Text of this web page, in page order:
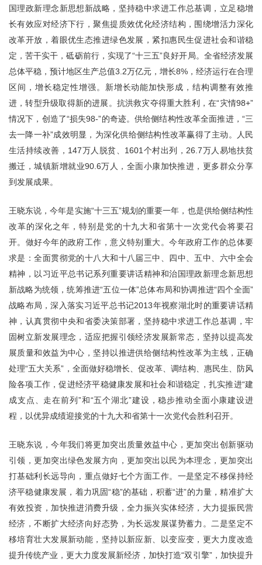
国理政新理念新思想新战略，坚持稳中求进工作总基调，立足稳增
长有效应对经济下行，聚焦提质效优化经济结构，围绕增活力深化
改革开放，着眼优生态推进绿色发展，紧扣惠民生促进社会和谐稳
定，苦干实干，砥砺前行，实现了“十三五”良好开局。全省经济发展
总体平稳，预计地区生产总值3.2万亿元，增长8%，经济运行在合理
区间，增长稳定性增强。新增长动能加快形成，结构调整有效推
进，转型升级取得新的进展。抗洪救灾夺得重大胜利，在“灾情98+”
情况下，创造了“损失98-”的奇迹。供给侧结构性改革全面推进，“三
去一降一补”成效明显，为深化供给侧结构性改革赢得了主动。人民
生活持续改善，147万人脱贫、1601个村出列，26.7万人易地扶贫
搬迁，城镇新增就业90.6万人，全面小康加快推进，更多群众分享
到发展成果。
王晓东说，今年是实施“十三五”规划的重要一年，也是供给侧结构性
改革的深化之年，特别是党的十九大和省第十一次党代会将要召
开。做好今年的政府工作，意义特别重大。今年政府工作的总体要
求是：全面贯彻党的十八大和十八届三中、四中、五中、六中全会
精神，以习近平总书记系列重要讲话精神和治国理政新理念新思想
新战略为统领，统筹推进“五位一体”总体布局和协调推进“四个全面”
战略布局，深入落实习近平总书记2013年视察湖北时的重要讲话精
神，认真贯彻中央和省委决策部署，坚持稳中求进工作总基调，牢
固树立新发展理念，适应把握引领经济发展新常态，坚持以提高发
展质量和效益为中心，坚持以推进供给侧结构性改革为主线，正确
处理“五大关系”，全面做好稳增长、促改革、调结构、惠民生、防风
险各项工作，促进经济平稳健康发展和社会和谐稳定，扎实推进“建
成支点、走在前列”和“五个湖北”建设，稳步推动全面小康建设进
程，以优异成绩迎接党的十九大和省第十一次党代会胜利召开。
王晓东说，今年我们将更加突出质量效益中心，更加突出创新驱动
引领，更加突出绿色发展方向，更加突出以民为本理念，更加突出
打基础利长远导向，重点做好七个方面工作。一是坚定不移保持经
济平稳健康发展，着力巩固“稳”的基础，积蓄“进”的力量，精准扩大
有效投资，加快推进消费升级，全力振兴实体经济，大力提振民营
经济，不断扩大经济向好态势，为长远发展谋势蓄力。二是坚定不
移培育壮大发展新动能，坚持以新应新、以变应变，更大力度改造
提升传统产业，更大力度发展新经济，加快打造“双引擎”，加快提升